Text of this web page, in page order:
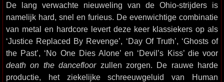
De lang verwachte nieuweling van de Ohio-strijders is
namelijk hard, snel en furieus. De evenwichtige combinatie
van metal en hardcore levert deze keer klassiekers op als
‘Justice Replaced By Revenge’, ‘Day Of Truth’, ‘Ghosts of
the Past’, ‘No One Dies Alone’ en ‘Devil’s Kiss’ die voor
death on the dancefloorzullen zorgen. De rauwe harde
productie, het ziekelijke schreeuwgeluid van Human